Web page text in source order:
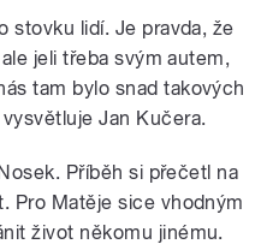
stovku lidí. Je pravda, že
jeli třeba svým autem,
tam bylo snad takových
Jan Kučera.
Příběh si přečetl na
Pro Matěje sice vhodným
život někomu jinému.